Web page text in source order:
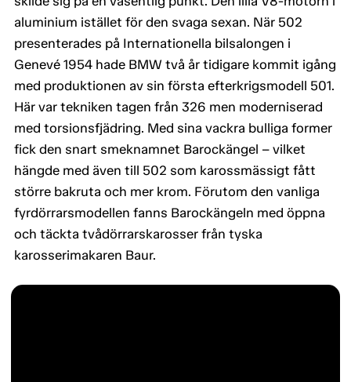
aluminium istället för den svaga sexan. När 502
presenterades på Internationella bilsalongen i
Genevé 1954 hade BMW två år tidigare kommit igång
med produktionen av sin första efterkrigsmodell 501.
Här var tekniken tagen från 326 men moderniserad
med torsionsfjädring. Med sina vackra bulliga former
fick den snart smeknamnet Barockängel – vilket
hängde med även till 502 som karossmässigt fått
större bakruta och mer krom. Förutom den vanliga
fyrdörrarsmodellen fanns Barockängeln med öppna
och täckta tvådörrarskarosser från tyska
karosserimakaren Baur.